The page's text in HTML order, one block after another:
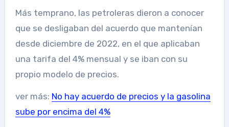
Más temprano, las petroleras dieron a conocer
que se desligaban del acuerdo que mantenían
desde diciembre de 2022, en el que aplicaban
una tarifa del 4% mensual y se iban con su
propio modelo de precios.
ver más: No hay acuerdo de precios y la gasolina
sube por encima del 4%